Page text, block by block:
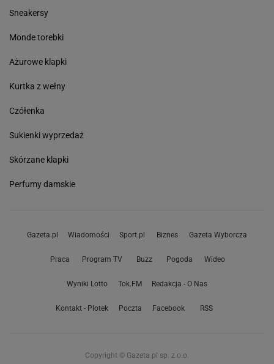
Sneakersy
Monde torebki
Ażurowe klapki
Kurtka z wełny
Czółenka
Sukienki wyprzedaż
Skórzane klapki
Perfumy damskie
Gazeta.pl Wiadomości Sport.pl Biznes Gazeta Wyborcza
Praca Program TV Buzz Pogoda Wideo
Wyniki Lotto Tok.FM Redakcja - O Nas
Kontakt - Plotek Poczta Facebook RSS
Copyright © Gazeta.pl sp. z o.o.